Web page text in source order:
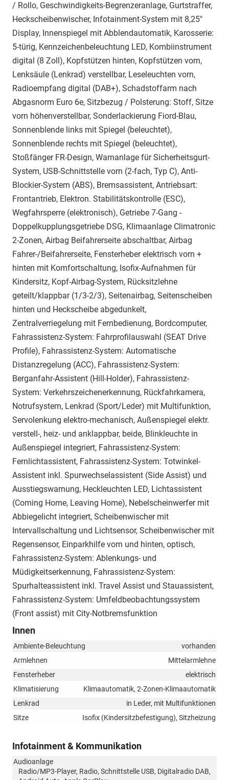
/ Rollo, Geschwindigkeits-Begrenzeranlage, Gurtstraffer,
Heckscheibenwischer, Infotainment-System mit 8,25"
Display, Innenspiegel mit Abblendautomatik, Karosserie:
5-türig, Kennzeichenbeleuchtung LED, Kombiinstrument
digital (8 Zoll), Kopfstützen hinten, Kopfstützen vorn,
Lenksäule (Lenkrad) verstellbar, Leseleuchten vorn,
Radioempfang digital (DAB+), Schadstoffarm nach
Abgasnorm Euro 6e, Sitzbezug / Polsterung: Stoff, Sitze
vorn höhenverstellbar, Sonderlackierung Fiord-Blau,
Sonnenblende links mit Spiegel (beleuchtet),
Sonnenblende rechts mit Spiegel (beleuchtet),
Stoßfänger FR-Design, Warnanlage für Sicherheitsgurt-
System, USB-Schnittstelle vorn (2-fach, Typ C), Anti-
Blockier-System (ABS), Bremsassistent, Antriebsart:
Frontantrieb, Elektron. Stabilitätskontrolle (ESC),
Wegfahrsperre (elektronisch), Getriebe 7-Gang -
Doppelkupplungsgetriebe DSG, Klimaanlage Climatronic
2-Zonen, Airbag Beifahrerseite abschaltbar, Airbag
Fahrer-/Beifahrerseite, Fensterheber elektrisch vorn +
hinten mit Komfortschaltung, Isofix-Aufnahmen für
Kindersitz, Kopf-Airbag-System, Rücksitzlehne
geteilt/klappbar (1/3-2/3), Seitenairbag, Seitenscheiben
hinten und Heckscheibe abgedunkelt,
Zentralverriegelung mit Fernbedienung, Bordcomputer,
Fahrassistenz-System: Fahrprofilauswahl (SEAT Drive
Profile), Fahrassistenz-System: Automatische
Distanzregelung (ACC), Fahrassistenz-System:
Berganfahr-Assistent (Hill-Holder), Fahrassistenz-
System: Verkehrszeichenerkennung, Rückfahrkamera,
Notrufsystem, Lenkrad (Sport/Leder) mit Multifunktion,
Servolenkung elektro-mechanisch, Außenspiegel elektr.
verstell-, heiz- und anklappbar, beide, Blinkleuchte in
Außenspiegel integriert, Fahrassistenz-System:
Fernlichtassistent, Fahrassistenz-System: Totwinkel-
Assistent inkl. Spurwechselassistent (Side Assist) und
Ausstiegswarnung, Heckleuchten LED, Lichtassistent
(Coming Home, Leaving Home), Nebelscheinwerfer mit
Abbiegelicht integriert, Scheibenwischer mit
Intervallschaltung und Lichtsensor, Scheibenwischer mit
Regensensor, Einparkhilfe vorn und hinten, optisch,
Fahrassistenz-System: Ablenkungs- und
Müdigkeitserkennung, Fahrassistenz-System:
Spurhalteassistent inkl. Travel Assist und Stauassistent,
Fahrassistenz-System: Umfeldbeobachtungssystem
(Front assist) mit City-Notbremsfunktion
Innen
Ambiente-Beleuchtung
vorhanden
Armlehnen
Mittelarmlehne
Fensterheber
elektrisch
Klimatisierung
Klimaautomatik, 2-Zonen-Klimaautomatik
Lenkrad
in Leder, mit Multifunktionen
Sitze
Isofix (Kindersitzbefestigung), Sitzheizung
Infotainment & Kommunikation
Audioanlage
Radio/MP3-Player, Radio, Schnittstelle USB, Digitalradio DAB,